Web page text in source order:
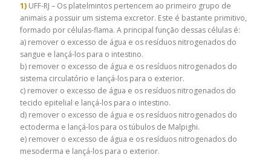
1) UFF-RJ – Os platelmintos pertencem ao primeiro grupo de
animais a possuir um sistema excretor. Este é bastante primitivo,
formado por células-flama. A principal função dessas células é:
a) remover o excesso de água e os resíduos nitrogenados do
sangue e lançá-los para o intestino.
b) remover o excesso de água e os resíduos nitrogenados do
sistema circulatório e lançá-los para o exterior.
c) remover o excesso de água e os resíduos nitrogenados do
tecido epitelial e lançá-los para o intestino.
d) remover o excesso de água e os resíduos nitrogenados do
ectoderma e lançá-los para os túbulos de Malpighi.
e) remover o excesso de água e os resíduos nitrogenados do
mesoderma e lançá-los para o exterior.